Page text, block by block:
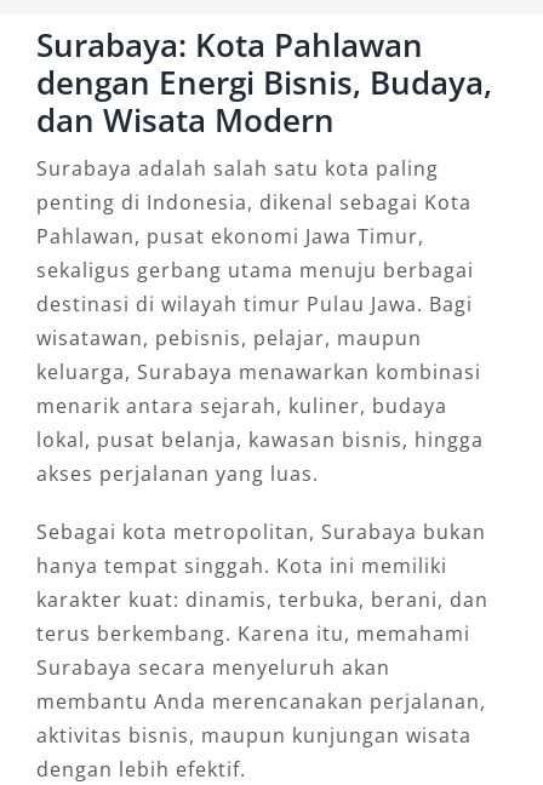
Surabaya: Kota Pahlawan
dengan Energi Bisnis, Budaya,
dan Wisata Modern
Surabaya adalah salah satu kota paling
penting di Indonesia, dikenal sebagai Kota
Pahlawan, pusat ekonomi Jawa Timur,
sekaligus gerbang utama menuju berbagai
destinasi di wilayah timur Pulau Jawa. Bagi
wisatawan, pebisnis, pelajar, maupun
keluarga, Surabaya menawarkan kombinasi
menarik antara sejarah, kuliner, budaya
lokal, pusat belanja, kawasan bisnis, hingga
akses perjalanan yang luas.
Sebagai kota metropolitan, Surabaya bukan
hanya tempat singgah. Kota ini memiliki
karakter kuat: dinamis, terbuka, berani, dan
terus berkembang. Karena itu, memahami
Surabaya secara menyeluruh akan
membantu Anda merencanakan perjalanan,
aktivitas bisnis, maupun kunjungan wisata
dengan lebih efektif.